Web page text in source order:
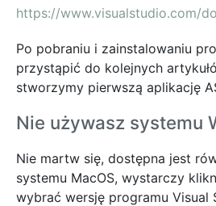
https://www.visualstudio.com/
Po pobraniu i zainstalowaniu
przystąpić do kolejnych
stworzymy pierwszą aplikację
Nie używasz systemu
Nie martw się, dostępna jest
systemu MacOS, wystarczy
wybrać wersję programu Visual